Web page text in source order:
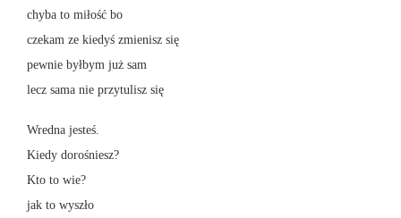
chyba to miłość bo
czekam ze kiedyś zmienisz się
pewnie byłbym już sam
lecz sama nie przytulisz się
Wredna jesteś.
Kiedy dorośniesz?
Kto to wie?
jak to wyszło